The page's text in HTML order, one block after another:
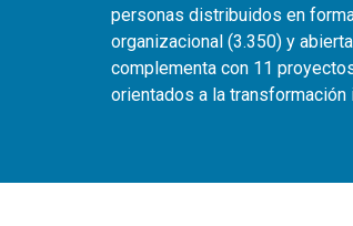
personas distribuidos en
organizacional (3.350) y
complementa con 11
orientados a la